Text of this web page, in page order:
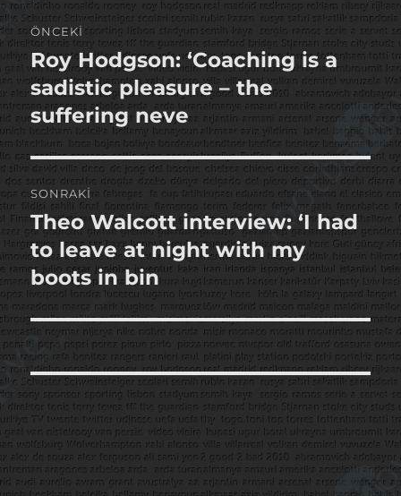
Yazı
gezinmesi
ÖNCEKI
Önceki
yazı:
Roy Hodgson: ‘Coaching is a
sadistic pleasure – the
suffering neve
SONRAKI
Sonraki
yazı:
Theo Walcott interview: ‘I had
to leave at night with my
boots in bin